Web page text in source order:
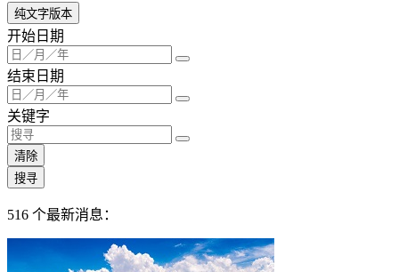
纯文字版本
开始日期
结束日期
关键字
清除
搜寻
516 个最新消息：